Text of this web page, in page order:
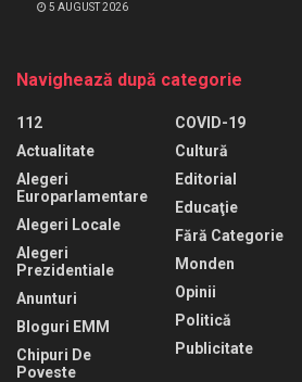
5 AUGUST 2026
Navighează după categorie
112
Actualitate
Alegeri
Europarlamentare
Alegeri Locale
Alegeri
Prezidentiale
Anunturi
Bloguri EMM
Chipuri De
Poveste
COVID-19
Cultură
Editorial
Educaţie
Fără Categorie
Monden
Opinii
Politică
Publicitate